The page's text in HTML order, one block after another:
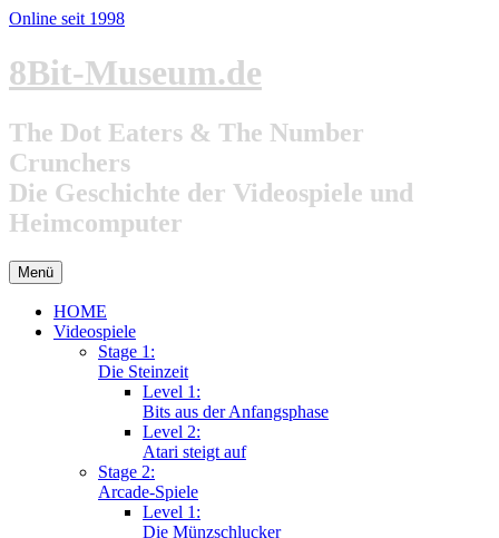
Online seit 1998
Zum
Inhalt
8Bit-Museum.de
The Dot Eaters & The Number
Crunchers
Die Geschichte der Videospiele und
Heimcomputer
Menü
HOME
Videospiele
Stage 1:
Die Steinzeit
Level 1:
Bits aus der Anfangsphase
Level 2:
Atari steigt auf
Stage 2:
Arcade-Spiele
Level 1:
Die Münzschlucker